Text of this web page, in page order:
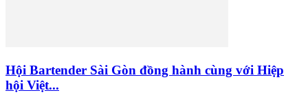
Hội Bartender Sài Gòn đồng hành cùng với Hiệp
hội Việt...